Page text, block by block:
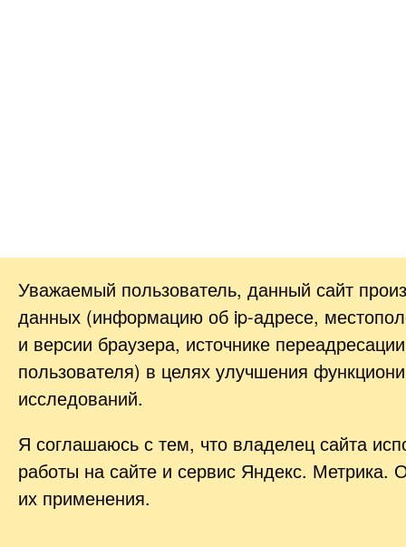
Уважаемый пользователь, данный сайт
данных (информацию об ip-адресе,
и версии браузера, источнике
пользователя) в целях улучшения
исследований.
Я соглашаюсь с тем, что владелец сайта
работы на сайте и сервис Яндекс. Метрика.
их применения.